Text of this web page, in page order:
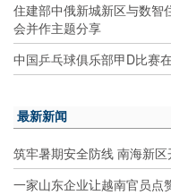
住建部中俄新城新区与数智
会并作主题分享
中国乒乓球俱乐部甲D比赛
最新新闻
筑牢暑期安全防线 南海新
一家山东企业让越南官员点